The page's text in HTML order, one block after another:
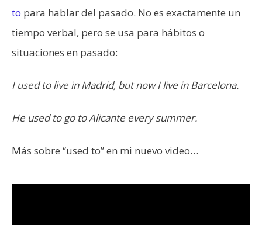
to para hablar del pasado. No es exactamente un
tiempo verbal, pero se usa para hábitos o
situaciones en pasado:
I used to live in Madrid, but now I live in Barcelona.
He used to go to Alicante every summer.
Más sobre “used to” en mi nuevo video…